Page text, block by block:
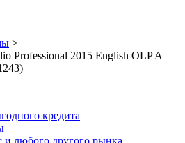
>
Professional 2015 English OLP A
кредита